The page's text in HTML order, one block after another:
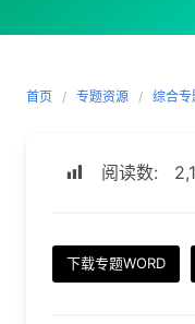
首页 专题资源 综合专
阅读数:
下载专题WORD